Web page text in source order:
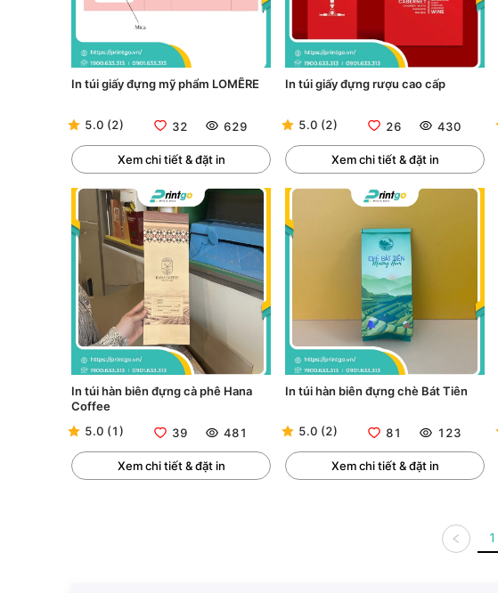
In túi giấy đựng mỹ phẩm LOMẼRE
5.0 (2) 32 629
Xem chi tiết & đặt in
In túi giấy đựng rượu cao cấp
5.0 (2) 26 430
Xem chi tiết & đặt in
In túi hàn biên đựng cà phê Hana
Coffee
5.0 (1) 39 481
Xem chi tiết & đặt in
In túi hàn biên đựng chè Bát Tiên
5.0 (2) 81 123
Xem chi tiết & đặt in
1